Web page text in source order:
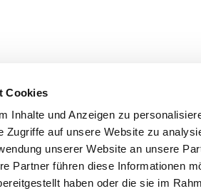
Cookies
Inhalte und Anzeigen zu
Zugriffe auf unsere Website zu
unserer Website an unsere
Partner führen diese Informationen
haben oder die sie im